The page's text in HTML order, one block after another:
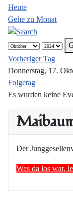
Der
Was da los war,
Heute
Gehe zu Monat
Vorheriger Tag
Donnerstag, 17.
Folgetag
Es wurden keine